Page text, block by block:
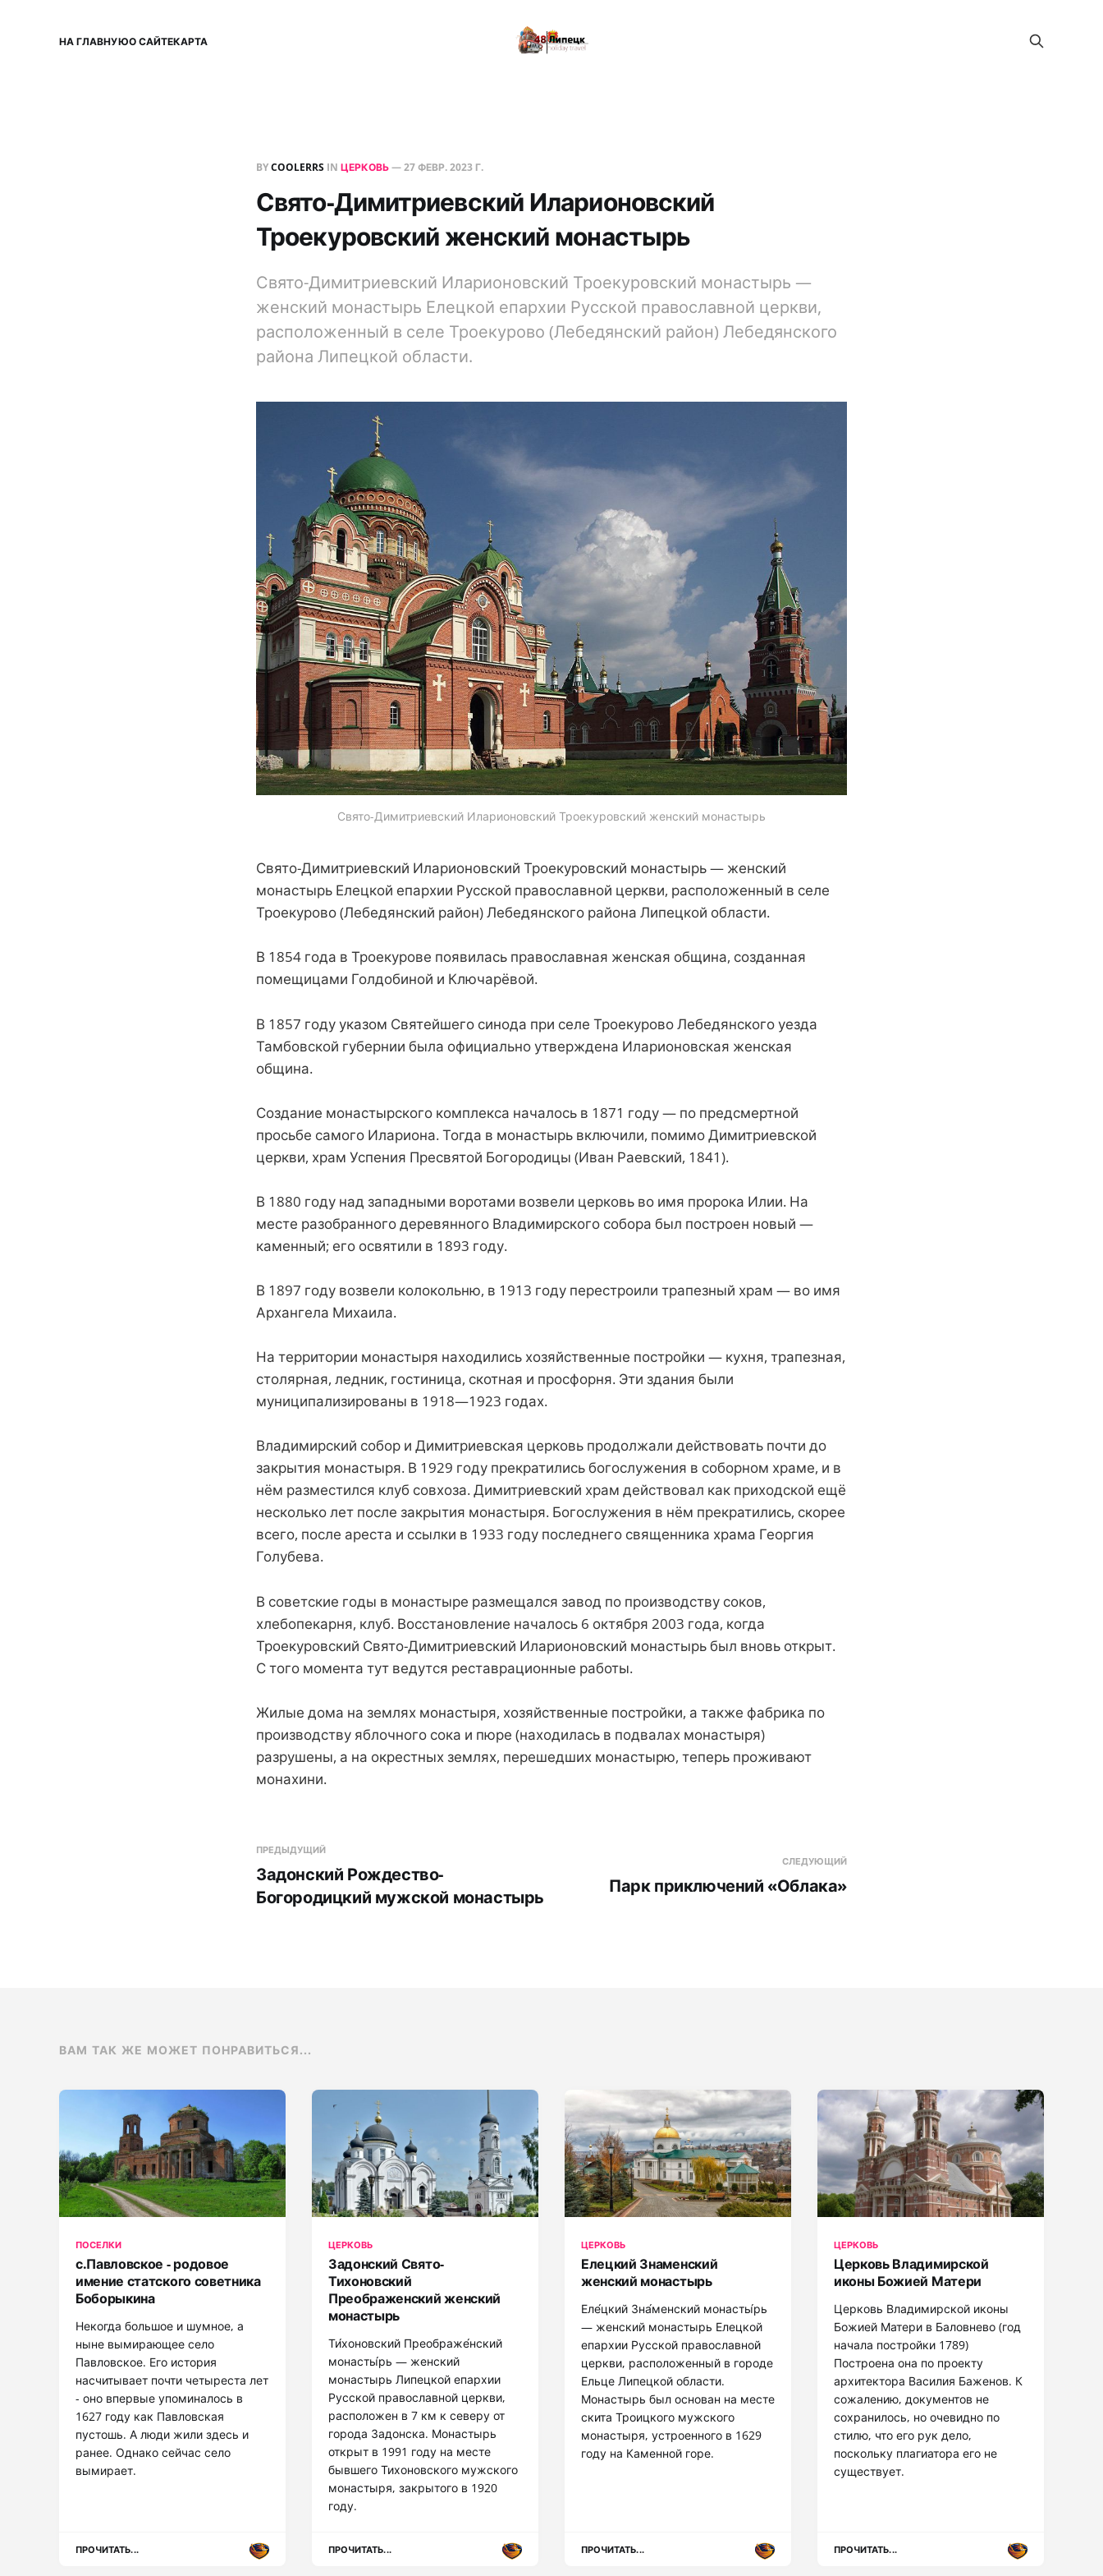
НА ГЛАВНУЮО САЙТЕКАРТА
BYCOOLERRS IN ЦЕРКОВЬ—27 ФЕВР. 2023 Г.
Свято-Димитриевский Иларионовский
Троекуровский женский монастырь
Свято-Димитриевский Иларионовский Троекуровский монастырь —
женский монастырь Елецкой епархии Русской православной церкви,
расположенный в селе Троекурово (Лебедянский район) Лебедянского
района Липецкой области.
Свято-Димитриевский Иларионовский Троекуровский женский монастырь
Свято-Димитриевский Иларионовский Троекуровский монастырь — женский
монастырь Елецкой епархии Русской православной церкви, расположенный в селе
Троекурово (Лебедянский район) Лебедянского района Липецкой области.
В 1854 года в Троекурове появилась православная женская община, созданная
помещицами Голдобиной и Ключарёвой.
В 1857 году указом Святейшего синода при селе Троекурово Лебедянского уезда
Тамбовской губернии была официально утверждена Иларионовская женская
община.
Создание монастырского комплекса началось в 1871 году — по предсмертной
просьбе самого Илариона. Тогда в монастырь включили, помимо Димитриевской
церкви, храм Успения Пресвятой Богородицы (Иван Раевский, 1841).
В 1880 году над западными воротами возвели церковь во имя пророка Илии. На
месте разобранного деревянного Владимирского собора был построен новый —
каменный; его освятили в 1893 году.
В 1897 году возвели колокольню, в 1913 году перестроили трапезный храм — во имя
Архангела Михаила.
На территории монастыря находились хозяйственные постройки — кухня, трапезная,
столярная, ледник, гостиница, скотная и просфорня. Эти здания были
муниципализированы в 1918—1923 годах.
Владимирский собор и Димитриевская церковь продолжали действовать почти до
закрытия монастыря. В 1929 году прекратились богослужения в соборном храме, и в
нём разместился клуб совхоза. Димитриевский храм действовал как приходской ещё
несколько лет после закрытия монастыря. Богослужения в нём прекратились, скорее
всего, после ареста и ссылки в 1933 году последнего священника храма Георгия
Голубева.
В советские годы в монастыре размещался завод по производству соков,
хлебопекарня, клуб. Восстановление началось 6 октября 2003 года, когда
Троекуровский Свято-Димитриевский Иларионовский монастырь был вновь открыт.
С того момента тут ведутся реставрационные работы.
Жилые дома на землях монастыря, хозяйственные постройки, а также фабрика по
производству яблочного сока и пюре (находилась в подвалах монастыря)
разрушены, а на окрестных землях, перешедших монастырю, теперь проживают
монахини.
ПРЕДЫДУЩИЙ
Задонский Рождество-
Богородицкий мужской монастырь
СЛЕДУЮЩИЙ
Парк приключений «Облака»
ВАМ ТАК ЖЕ МОЖЕТ ПОНРАВИТЬСЯ...
ПОСЕЛКИ
с.Павловское - родовое
имение статского советника
Боборыкина
Некогда большое и шумное, а
ныне вымирающее село
Павловское. Его история
насчитывает почти четыреста лет
- оно впервые упоминалось в
1627 году как Павловская
пустошь. А люди жили здесь и
ранее. Однако сейчас село
вымирает.
ПРОЧИТАТЬ...
ЦЕРКОВЬ
Задонский Свято-
Тихоновский
Преображенский женский
монастырь
Ти́хоновский Преображе́нский
монасты́рь — женский
монастырь Липецкой епархии
Русской православной церкви,
расположен в 7 км к северу от
города Задонска. Монастырь
открыт в 1991 году на месте
бывшего Тихоновского мужского
монастыря, закрытого в 1920
году.
ПРОЧИТАТЬ...
ЦЕРКОВЬ
Елецкий Знаменский
женский монастырь
Еле́цкий Зна́менский монасты́рь
— женский монастырь Елецкой
епархии Русской православной
церкви, расположенный в городе
Ельце Липецкой области.
Монастырь был основан на месте
скита Троицкого мужского
монастыря, устроенного в 1629
году на Каменной горе.
ПРОЧИТАТЬ...
ЦЕРКОВЬ
Церковь Владимирской
иконы Божией Матери
Церковь Владимирской иконы
Божией Матери в Баловнево (год
начала постройки 1789)
Построена она по проекту
архитектора Василия Баженов. К
сожалению, документов не
сохранилось, но очевидно по
стилю, что его рук дело,
поскольку плагиатора его не
существует.
ПРОЧИТАТЬ...